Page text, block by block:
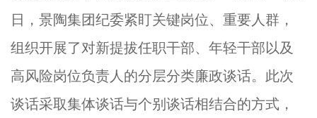
日，景陶集团纪委紧盯关键岗位、重要人群，
组织开展了对新提拔任职干部、年轻干部以及
高风险岗位负责人的分层分类廉政谈话。此次
谈话采取集体谈话与个别谈话相结合的方式，